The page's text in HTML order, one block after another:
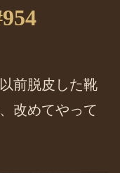
前脱皮した靴
改めてやって